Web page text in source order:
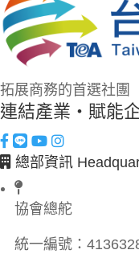
拓展商務的首選社團
連結產業・賦能
總部資訊
協會總舵
統一編號：